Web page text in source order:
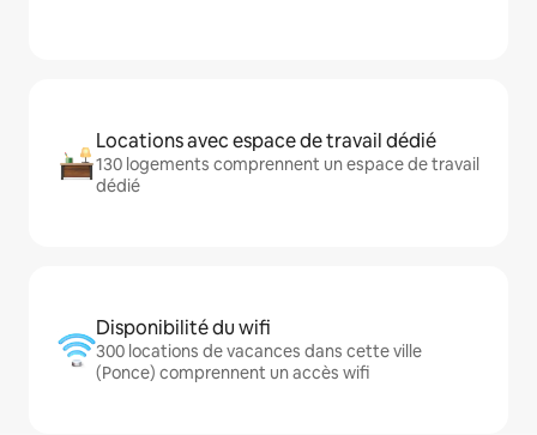
Locations avec espace de travail dédié
130 logements comprennent un espace de travail
dédié
Disponibilité du wifi
300 locations de vacances dans cette ville
(Ponce) comprennent un accès wifi